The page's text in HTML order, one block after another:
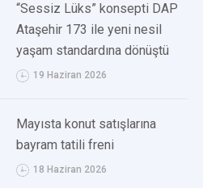
“Sessiz Lüks” konsepti DAP
Ataşehir 173 ile yeni nesil
yaşam standardına dönüştü
19 Haziran 2026
Mayısta konut satışlarına
bayram tatili freni
18 Haziran 2026